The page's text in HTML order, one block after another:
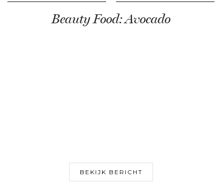
Beauty Food: Avocado
BEKIJK BERICHT